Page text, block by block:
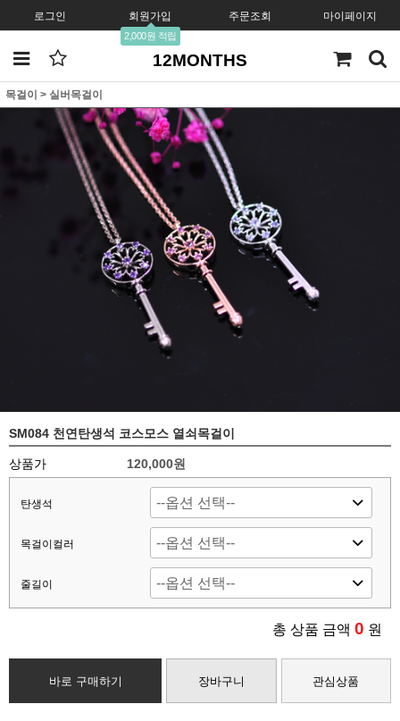
로그인 회원가입
2,000원 적립
주문조회 마이페이지
12MONTHS
목걸이 > 실버목걸이
SM084 천연탄생석 코스모스 열쇠목걸이
상품가 120,000원
탄생석
목걸이컬러
줄길이
총 상품 금액 0 원
바로 구매하기 장바구니 관심상품